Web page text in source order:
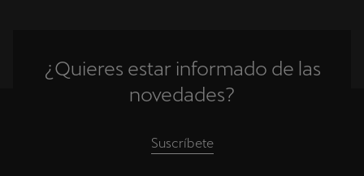
¿Quieres estar informado de las
novedades?
Suscríbete